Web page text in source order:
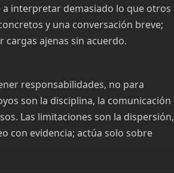
interpretar demasiado lo que otros
y una conversación breve;
cargas ajenas sin acuerdo.
responsabilidades, no para
son la disciplina, la comunicación
Las limitaciones son la dispersión,
con evidencia; actúa solo sobre